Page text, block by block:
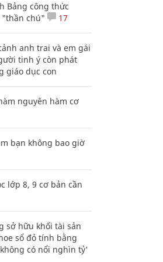
Bảng công thức
chú"
17
anh trai và em gái
tinh ý còn phát
giáo dục con
nguyên hàm cơ
bạn không bao giờ
lớp 8, 9 cơ bản cần
sở hữu khối tài sản
sổ đỏ tính bằng
có nổi nghìn tỷ'